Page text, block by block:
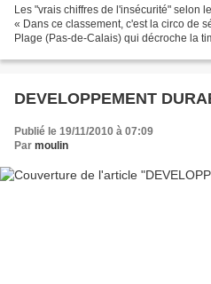
Les "vrais chiffres de l'insécurité" selon
« Dans ce classement, c'est la circo de
Plage (Pas-de-Calais) qui décroche la
DEVELOPPEMENT
Publié le 19/11/2010 à 07:09
Par moulin